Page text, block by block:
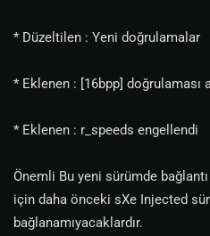
* Düzeltilen : Yeni doğrulamalar
* Eklenen : [16bpp] doğrulaması
* Eklenen : r_speeds engellendi
Önemli Bu yeni sürümde
için daha önceki sXe Injected
bağlanamıyacaklardır.